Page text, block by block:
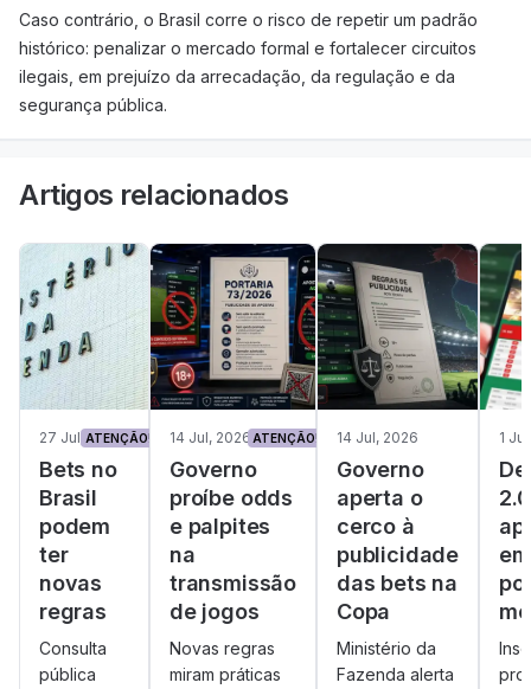
Caso contrário, o Brasil corre o risco de repetir um padrão
histórico: penalizar o mercado formal e fortalecer circuitos
ilegais, em prejuízo da arrecadação, da regulação e da
segurança pública.
Artigos relacionados
27 Jul, 2026
ATENÇÃO!
Bets no
Brasil
podem
ter
novas
regras
Consulta
pública
14 Jul, 2026 ATENÇÃO!
Governo
proíbe odds
e palpites
na
transmissão
de jogos
Novas regras
miram práticas
14 Jul, 2026
Governo
aperta o
cerco à
publicidade
das bets na
Copa
Ministério da
Fazenda alerta
1